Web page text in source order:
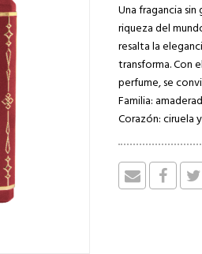
Una fragancia
riqueza del
resalta la
transforma. Con
perfume, se
Familia:
Corazón: ciruela